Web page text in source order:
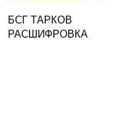
БСГ ТАРКОВ
РАСШИФРОВКА